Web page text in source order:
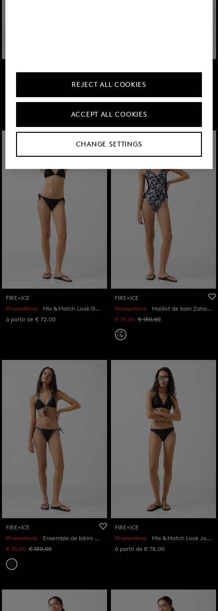
FIRE+ICE
Promotions
Mix & Match Look Gaby Black
à partir de € 72,00
FIRE+ICE
Promotions
Maillot de bain Zahara noir/blanc
€ 79,00 € 130,00
FIRE+ICE
Promotions
Ensemble de bikini Baila Noir/Anthracite
€ 79,00 € 130,00
FIRE+ICE
Promotions
Mix & Match Look Jasmin Black
à partir de € 78,00
CHANGE SETTINGS
REJECT ALL COOKIES
ACCEPT ALL COOKIES